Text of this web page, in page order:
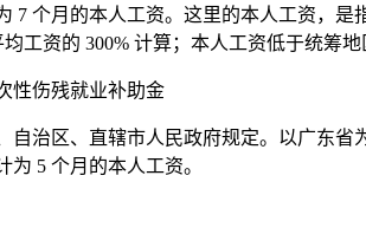
7 个月的本人工资。这里的本人工资，
工资的 300% 计算；本人工资低于统筹
性伤残就业补助金
自治区、直辖市人民政府规定。以广东
5 个月的本人工资。